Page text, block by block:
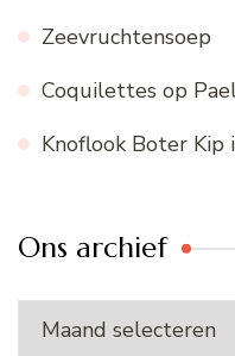
Zeevruchtensoep
Coquilettes op
Knoflook Boter Kip
Ons archief
Ons